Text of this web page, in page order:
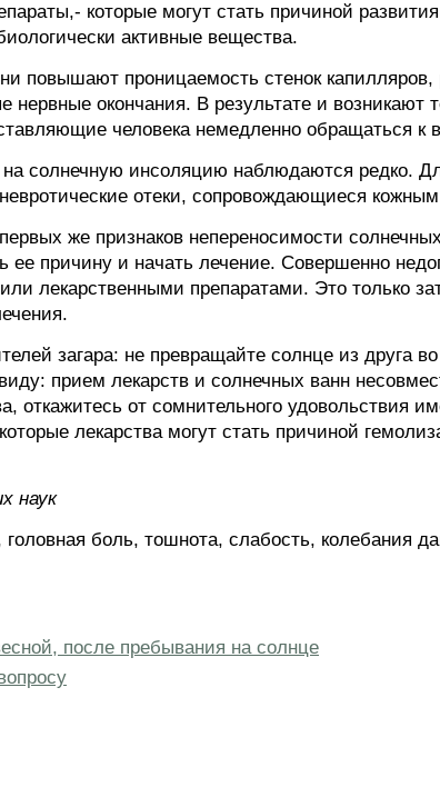
которые могут стать причиной
активные вещества.
повышают проницаемость стенок
нервные окончания. В результате и
человека немедленно обращаться к
на солнечную инсоляцию наблюдаются редко.
отеки, сопровождающиеся
же признаков непереносимости
причину и начать лечение. Совершенно
лекарственными препаратами. Это только
загара: не превращайте солнце из друга
прием лекарств и солнечных ванн
откажитесь от сомнительного удовольствия
лекарства могут стать причиной
наук
боль, тошнота, слабость, колебания
после пребывания на солнце